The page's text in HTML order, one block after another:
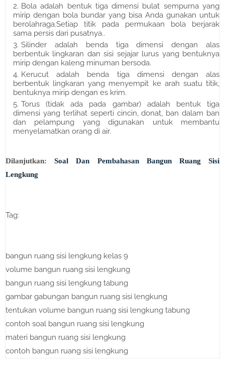
Bola adalah bentuk tiga dimensi bulat sempurna yang
mirip dengan bola bundar yang bisa Anda gunakan untuk
berolahraga.Setiap titik pada permukaan bola berjarak
sama persis dari pusatnya..
Silinder adalah benda tiga dimensi dengan alas
berbentuk lingkaran dan sisi sejajar lurus yang bentuknya
mirip dengan kaleng minuman bersoda.
Kerucut adalah benda tiga dimensi dengan alas
berbentuk lingkaran yang menyempit ke arah suatu titik,
bentuknya mirip dengan es krim.
Torus (tidak ada pada gambar) adalah bentuk tiga
dimensi yang terlihat seperti cincin, donat, ban dalam ban
dan pelampung yang digunakan untuk membantu
menyelamatkan orang di air.
Dilanjutkan:Soal Dan Pembahasan Bangun Ruang Sisi
Lengkung
Tag:
bangun ruang sisi lengkung kelas 9
volume bangun ruang sisi lengkung
bangun ruang sisi lengkung tabung
gambar gabungan bangun ruang sisi lengkung
tentukan volume bangun ruang sisi lengkung tabung
contoh soal bangun ruang sisi lengkung
materi bangun ruang sisi lengkung
contoh bangun ruang sisi lengkung